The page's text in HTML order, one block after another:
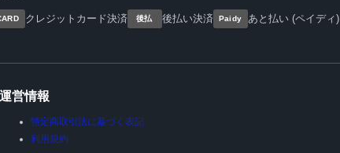
クレジットカード決済 後払 後払い決済 Paidy あと払い (ペイディ)
運営情報
特定商取引法に基づく表記
利用規約